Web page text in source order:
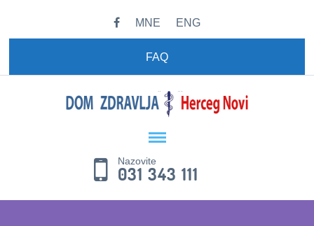
MNE ENG
FAQ
Nazovite
031 343 111